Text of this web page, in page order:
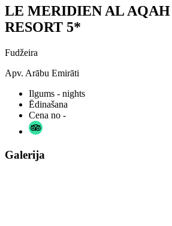
LE MERIDIEN AL
RESORT 5*
Fudžeira
Apv. Arābu Emirāti
Ilgums - nights
Ēdinašana
Cena no -
Galerija